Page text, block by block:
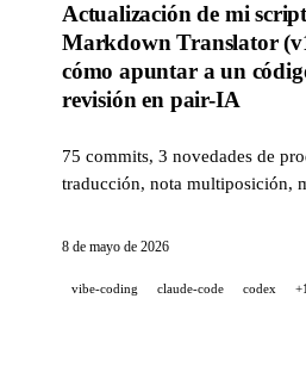
Actualización de mi
Markdown Translator
cómo apuntar a un
revisión en pair-IA
75 commits, 3 novedades de
traducción, nota multiposición,
revisión de PR asistida por IA)
% en pair-IA.
8 de mayo de 2026
vibe-coding claude-code codex